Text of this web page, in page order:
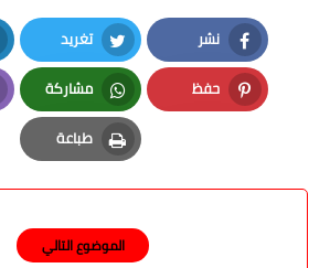
نشر
Facebook
تغريد
Twitter
حفظ
Pinterest
مشاركة
Whatsapp
طباعة
Print
الموضوع التالي